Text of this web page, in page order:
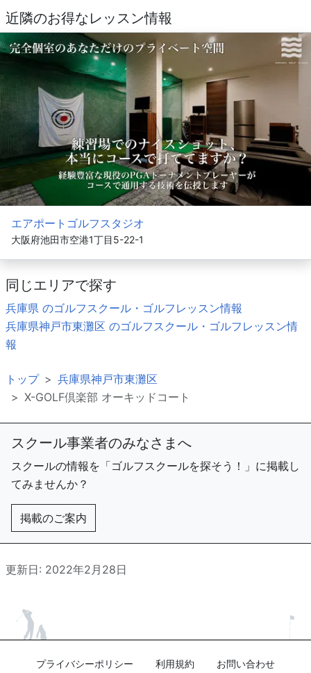
近隣のお得なレッスン情報
エアポートゴルフスタジオ
大阪府池田市空港1丁目5-22-1
同じエリアで探す
兵庫県 のゴルフスクール・ゴルフレッスン情報
兵庫県神戸市東灘区 のゴルフスクール・ゴルフレッスン情
報
トップ
兵庫県神戸市東灘区
X-GOLF倶楽部 オーキッドコート
スクール事業者のみなさまへ
スクールの情報を「ゴルフスクールを探そう！」に掲載し
てみませんか？
掲載のご案内
更新日: 2022年2月28日
プライバシーポリシー 利用規約 お問い合わせ